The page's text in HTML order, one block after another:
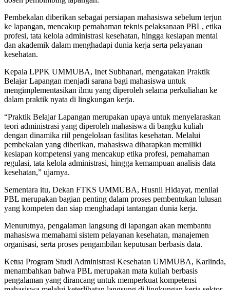
Pembekalan diberikan sebagai persiapan mahasiswa sebelum terjun
ke lapangan, mencakup pemahaman teknis pelaksanaan PBL, etika
profesi, tata kelola administrasi kesehatan, hingga kesiapan mental
dan akademik dalam menghadapi dunia kerja serta pelayanan
kesehatan.
Kepala LPPK UMMUBA, Inet Subhanari, mengatakan Praktik
Belajar Lapangan menjadi sarana bagi mahasiswa untuk
mengimplementasikan ilmu yang diperoleh selama perkuliahan ke
dalam praktik nyata di lingkungan kerja.
“Praktik Belajar Lapangan merupakan upaya untuk menyelaraskan
teori administrasi yang diperoleh mahasiswa di bangku kuliah
dengan dinamika riil pengelolaan fasilitas kesehatan. Melalui
pembekalan yang diberikan, mahasiswa diharapkan memiliki
kesiapan kompetensi yang mencakup etika profesi, pemahaman
regulasi, tata kelola administrasi, hingga kemampuan analisis data
kesehatan,” ujarnya.
Sementara itu, Dekan FTKS UMMUBA, Husnil Hidayat, menilai
PBL merupakan bagian penting dalam proses pembentukan lulusan
yang kompeten dan siap menghadapi tantangan dunia kerja.
Menurutnya, pengalaman langsung di lapangan akan membantu
mahasiswa memahami sistem pelayanan kesehatan, manajemen
organisasi, serta proses pengambilan keputusan berbasis data.
Ketua Program Studi Administrasi Kesehatan UMMUBA, Karlinda,
menambahkan bahwa PBL merupakan mata kuliah berbasis
pengalaman yang dirancang untuk memperkuat kompetensi